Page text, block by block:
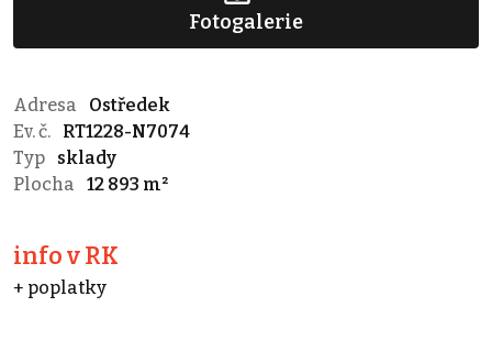
Fotogalerie
Adresa
Ostředek
Ev. č.
RT1228-N7074
Typ
sklady
Plocha
12 893 m²
info v RK
+ poplatky